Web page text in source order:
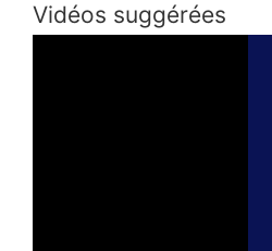
Vidéos suggérées